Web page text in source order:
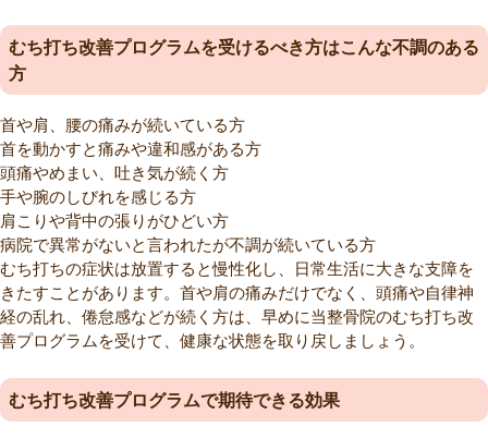
むち打ち改善プログラムを受けるべき方はこんな不調のある
方
首や肩、腰の痛みが続いている方
首を動かすと痛みや違和感がある方
頭痛やめまい、吐き気が続く方
手や腕のしびれを感じる方
肩こりや背中の張りがひどい方
病院で異常がないと言われたが不調が続いている方
むち打ちの症状は放置すると慢性化し、日常生活に大きな支障を
きたすことがあります。首や肩の痛みだけでなく、頭痛や自律神
経の乱れ、倦怠感などが続く方は、早めに当整骨院のむち打ち改
善プログラムを受けて、健康な状態を取り戻しましょう。
むち打ち改善プログラムで期待できる効果